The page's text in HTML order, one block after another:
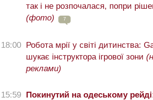
так і не розпочалася, попри
(фото)
7
18:00 Робота мрії у світі дитинства:
шукає інструктора ігрової зони
реклами)
15:59 Покинутий на одеському